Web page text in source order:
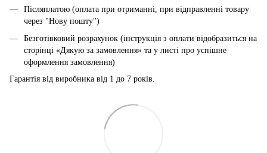
Післяплатою (оплата при отриманні, при відправленні товару
через "Нову пошту")
Безготівковий розрахунок (інструкція з оплати відобразиться на
сторінці «Дякую за замовлення» та у листі про успішне
оформлення замовлення)
Гарантія від виробника від 1 до 7 років.